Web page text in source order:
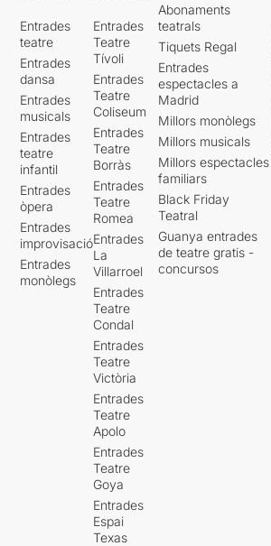
Entrades
teatre
Entrades
dansa
Entrades
musicals
Entrades
teatre
infantil
Entrades
òpera
Entrades
improvisació
Entrades
monòlegs
Entrades
Teatre
Tívoli
Entrades
Teatre
Coliseum
Entrades
Teatre
Borràs
Entrades
Teatre
Romea
Entrades
La
Villarroel
Entrades
Teatre
Condal
Entrades
Teatre
Victòria
Entrades
Teatre
Apolo
Entrades
Teatre
Goya
Entrades
Espai
Texas
Abonaments
teatrals
Tiquets Regal
Entrades
espectacles a
Madrid
Millors monòlegs
Millors musicals
Millors espectacles
familiars
Black Friday
Teatral
Guanya entrades
de teatre gratis -
concursos